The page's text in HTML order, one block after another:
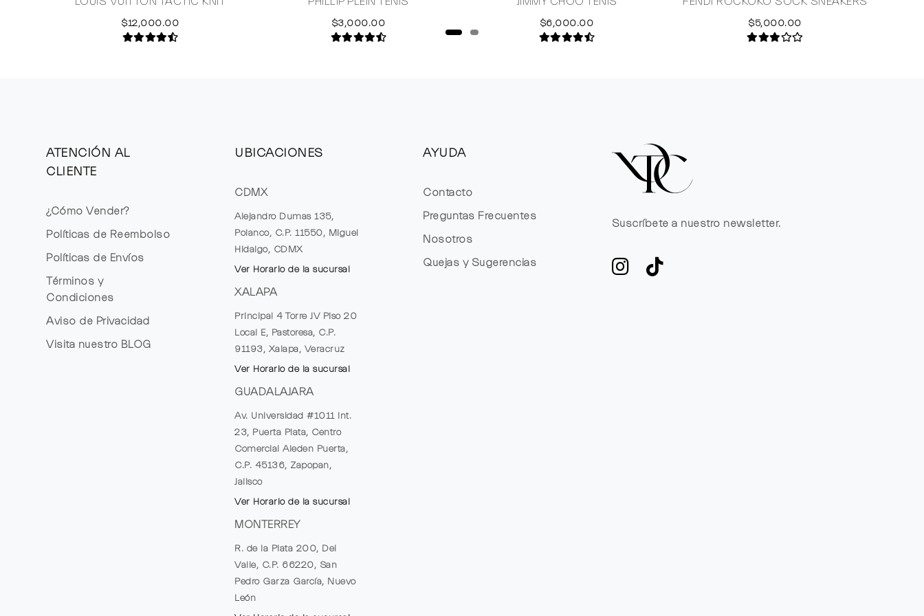
$12,000.00 $3,000.00 $6,000.00 $5,000.00
ATENCIÓN AL
CLIENTE
¿Cómo Vender?
Políticas de Reembolso
Políticas de Envíos
Términos y
Condiciones
Aviso de Privacidad
Visita nuestro BLOG
UBICACIONES
CDMX
Alejandro Dumas 135,
Polanco, C.P. 11550, Miguel
Hidalgo, CDMX
Ver Horario de la sucursal
XALAPA
Principal 4 Torre JV Piso 20
Local E, Pastoresa, C.P.
91193, Xalapa, Veracruz
Ver Horario de la sucursal
GUADALAJARA
Av. Universidad #1011 Int.
23, Puerta Plata, Centro
Comercial Aleden Puerta,
C.P. 45136, Zapopan,
Jalisco
Ver Horario de la sucursal
MONTERREY
R. de la Plata 200, Del
Valle, C.P. 66220, San
Pedro Garza García, Nuevo
León
AYUDA
Contacto
Preguntas Frecuentes
Nosotros
Quejas y Sugerencias
Suscríbete a nuestro newsletter.